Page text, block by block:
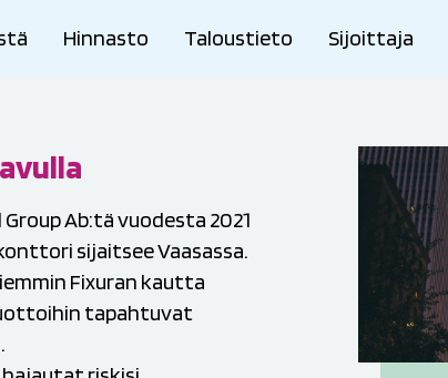
Hinnasto Taloustieto Sijoittaja
Group Ab:tävuodesta 2021
sijaitsee Vaasassa.
Fixuran kautta
tapahtuvat